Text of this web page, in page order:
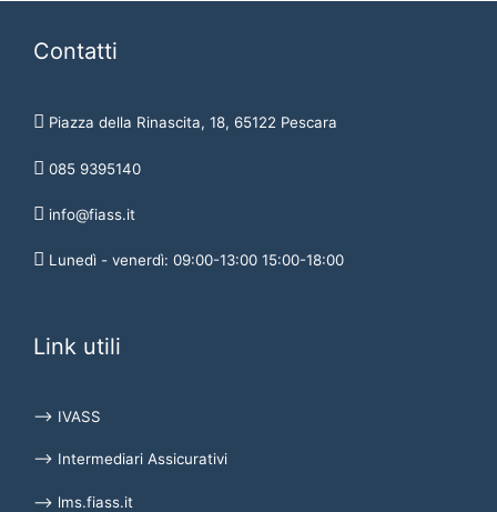
Contatti
Piazza della Rinascita, 18, 65122 Pescara
085 9395140
info@fiass.it
Lunedì - venerdì: 09:00-13:00 15:00-18:00
Link utili
⟶ IVASS
⟶ Intermediari Assicurativi
⟶ lms.fiass.it